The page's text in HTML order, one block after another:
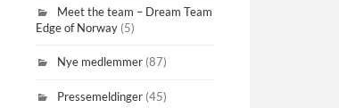
Meet the team – Dream Team
Edge of Norway (5)
Nye medlemmer (87)
Pressemeldinger (45)